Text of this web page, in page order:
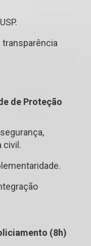
transparência
de Proteção
civil.
(8h)